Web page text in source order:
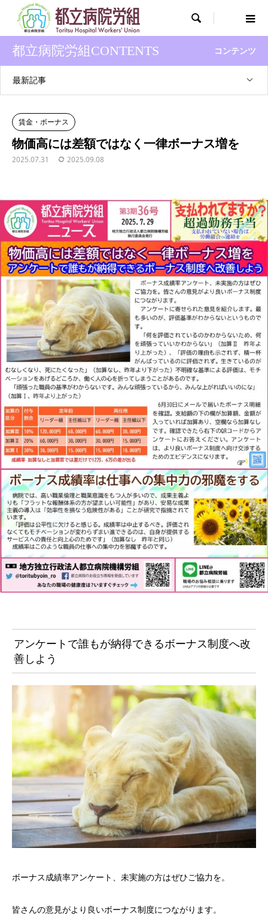

都立病院労組CONTENTS コンテンツ
最新記事
賃金・ボーナス
物価高には差額ではなく一律ボーナス増を
2025.07.31 2025.09.08
アンケートで誰もが納得できるボーナス制度へ改
善しよう
ボーナス成績率アンケート、未実施の方はぜひご協力を。
皆さんの意見がより良いボーナス制度につながります。